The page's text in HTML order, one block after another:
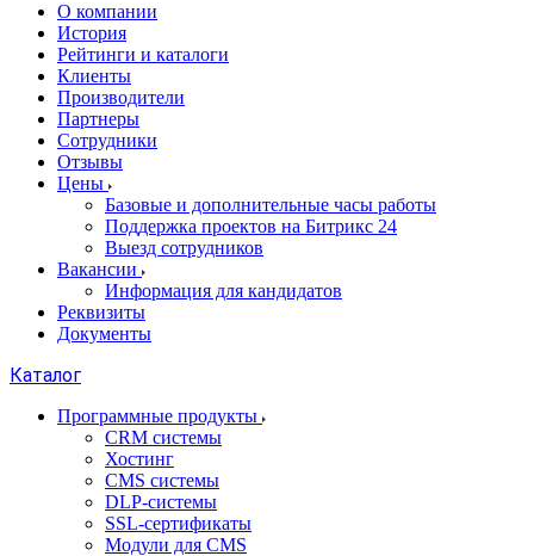
О компании
История
Рейтинги и каталоги
Клиенты
Производители
Партнеры
Сотрудники
Отзывы
Цены
Базовые и дополнительные часы работы
Поддержка проектов на Битрикс 24
Выезд сотрудников
Вакансии
Информация для кандидатов
Реквизиты
Документы
Каталог
Программные продукты
CRM системы
Хостинг
CMS системы
DLP‑системы
SSL-сертификаты
Модули для CMS